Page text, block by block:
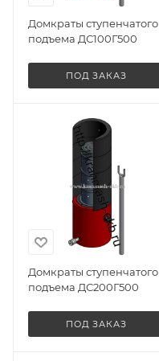
Домкраты ступенчатого
подъема ДС100Г500
ПОД ЗАКАЗ
Домкраты ступенчатого
подъема ДС200Г500
ПОД ЗАКАЗ